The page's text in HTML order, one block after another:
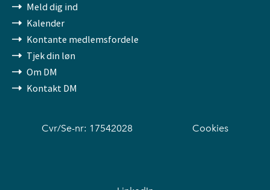
Meld dig ind
Kalender
Kontante medlemsfordele
Tjek din løn
Om DM
Kontakt DM
Cvr/Se-nr: 17542028 Cookies